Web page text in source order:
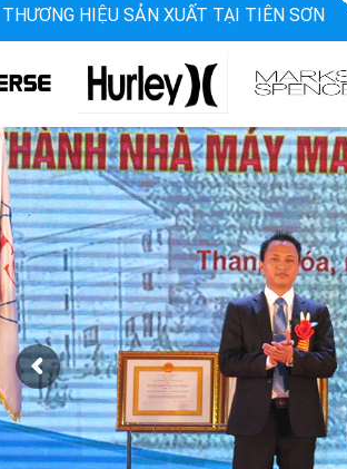
THƯƠNG HIỆU SẢN XUẤT TẠI TIÊN SƠN